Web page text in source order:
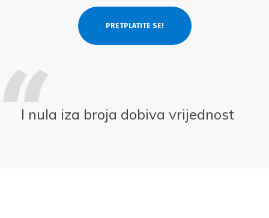
I nula iza broja dobiva vrijednost